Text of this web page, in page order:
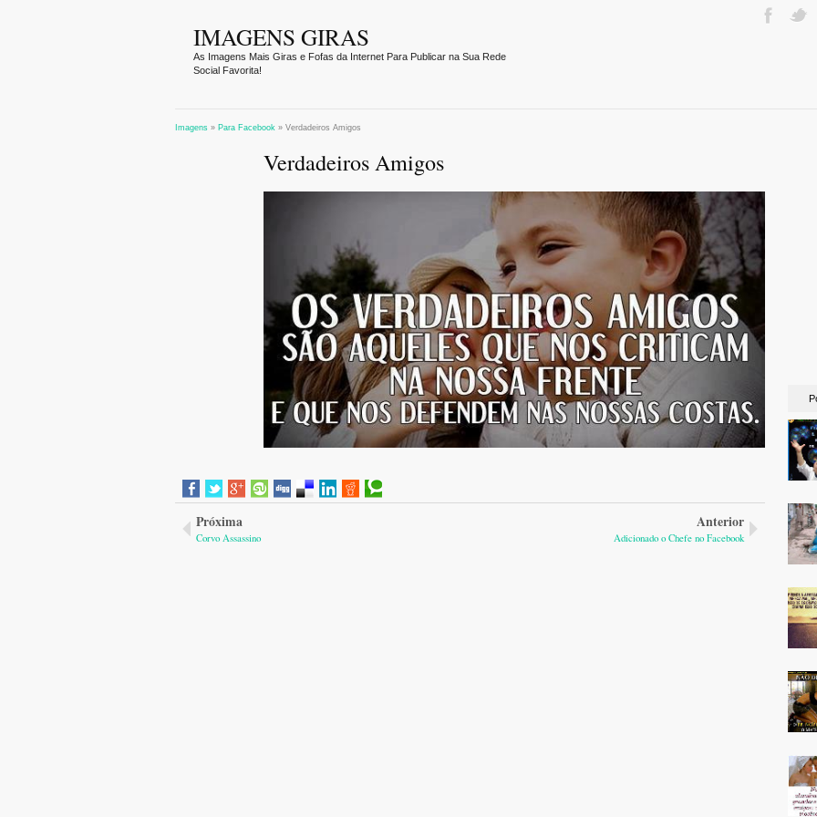
IMAGENS GIRAS
As Imagens Mais Giras e Fofas da Internet Para Publicar na Sua Rede
Social Favorita!
Imagens » Para Facebook » Verdadeiros Amigos
Verdadeiros Amigos
Próxima
Corvo Assassino
Anterior
Adicionado o Chefe no Facebook